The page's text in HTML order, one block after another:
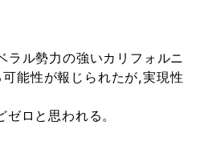
ラル勢力の強いカリフォルニ
能性が報じられたが,実現性
ロと思われる。